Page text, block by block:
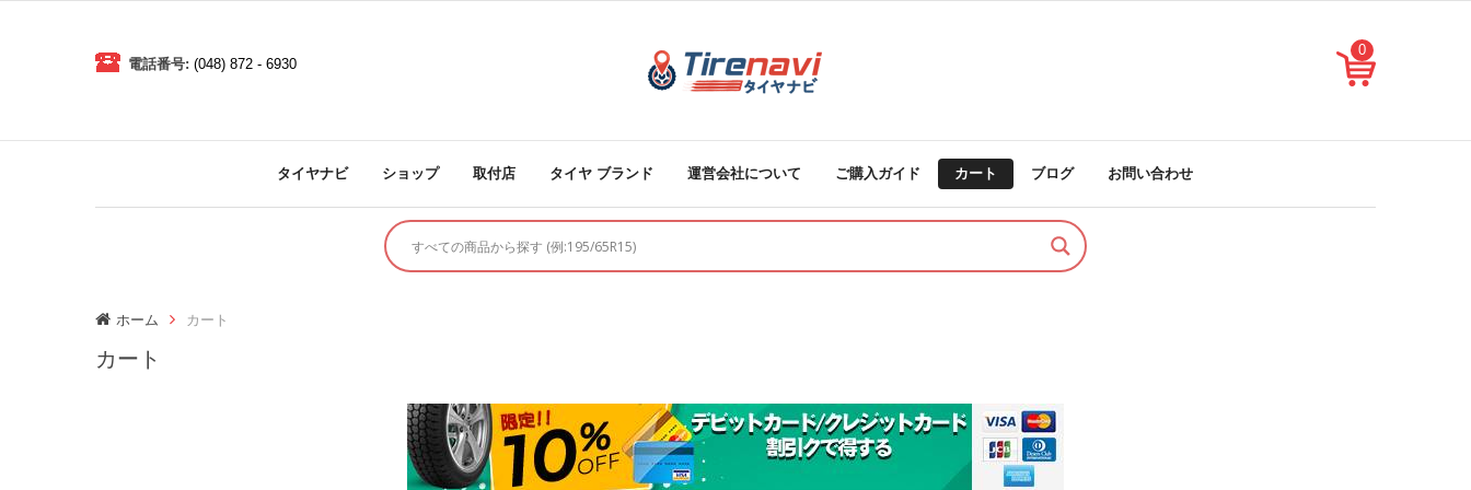
0
電話番号: (048) 872 - 6930
タイヤナビ ショップ 取付店 タイヤ ブランド 運営会社について ご購入ガイド カート ブログ お問い合わせ
ホーム カート
カート